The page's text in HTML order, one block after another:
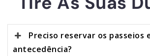
Preciso reservar os passeios
antecedência?